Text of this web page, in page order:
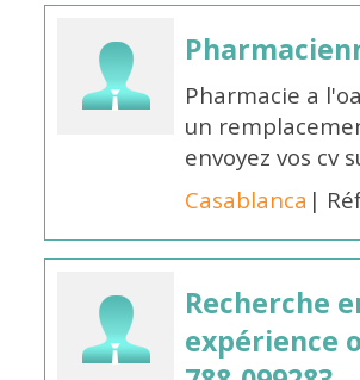
Pharmacie a
un
envoyez vos cv
Casablanca |
Recherche
expérience